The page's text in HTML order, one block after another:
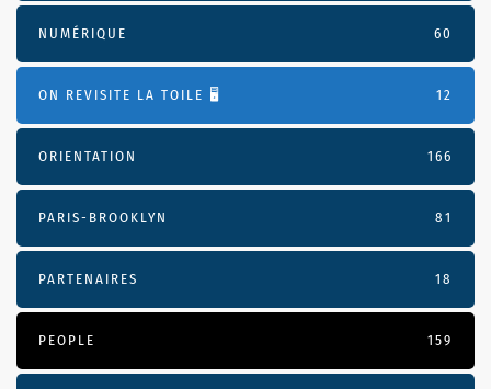
NUMÉRIQUE 60
ON REVISITE LA TOILE 🖥️ 12
ORIENTATION 166
PARIS-BROOKLYN 81
PARTENAIRES 18
PEOPLE 159